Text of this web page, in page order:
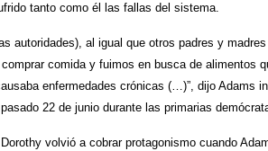
tanto como él las fallas del sistema.
autoridades), al igual que otros padres y
comida y fuimos en busca de alimentos
enfermedades crónicas (…)”, dijo Adams
22 de junio durante las primarias
volvió a cobrar protagonismo cuando